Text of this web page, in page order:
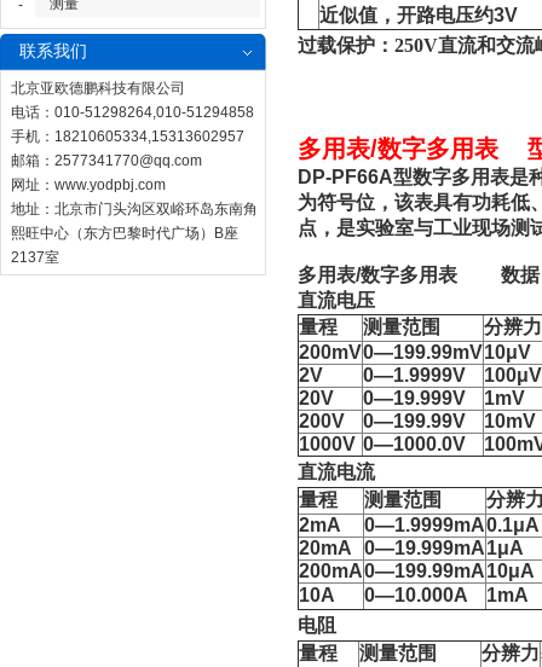
- 测量
联系我们
北京亚欧德鹏科技有限公司
电话：010-51298264,010-51294858
手机：18210605334,15313602957
邮箱： 2577341770@qq.com
网址： www.yodpbj.com
地址：北京市门头沟区双峪环岛东南角
熙旺中心（东方巴黎时代广场）B座
2137室
近似值，开路电压约3V
过载保护： 250V直流和交流
多用表/数字多用表
DP-PF66A型数字多用表是
为符号位，该表具有功耗低
点，是实验室与工业现场测
多用表/数字多用表 数据
直流电压
量程
测量范围
分辨力
200mV0—199.99mV10μV
2V
0—1.9999V
100μV
20V
0—19.999V
1mV
200V
0—199.99V
10mV
1000V 0—1000.0V
直流电流
量程
测量范围
分辨
2mA
0—1.9999mA0.1μA
20mA
0—19.999mA1μA
200mA0—199.99mA10μA
10A
0—10.000A
1mA
电阻
量程
测量范围 分辨力